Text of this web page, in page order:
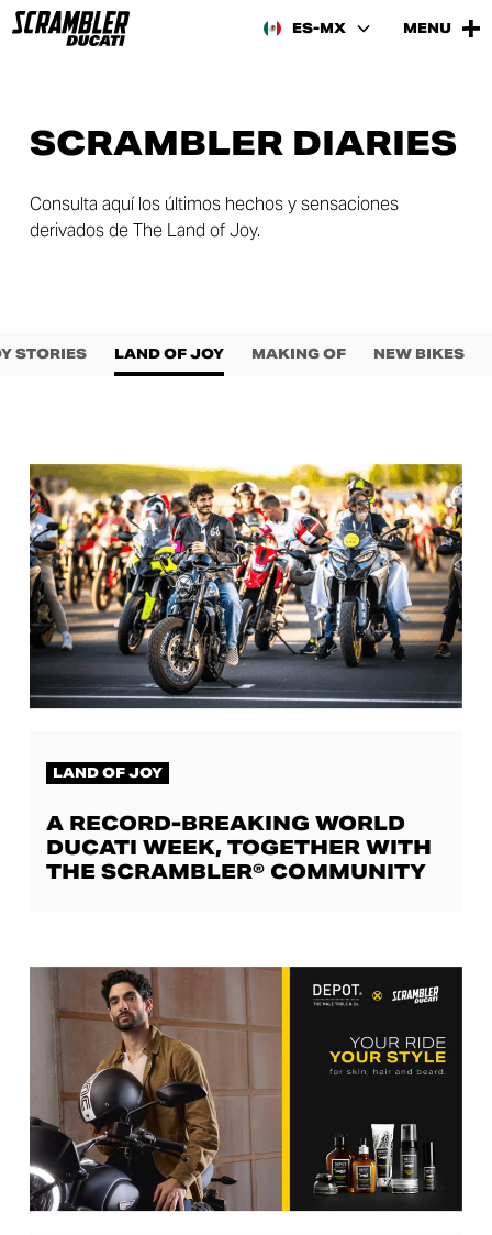
ES-MX MENU
SCRAMBLER DIARIES
Consulta aquí los últimos hechos y sensaciones
derivados de The Land of Joy.
STORIES LAND OF JOY MAKING OF NEW BIKES
LAND OF JOY
A RECORD-BREAKING WORLD
DUCATI WEEK, TOGETHER WITH
THE SCRAMBLER® COMMUNITY